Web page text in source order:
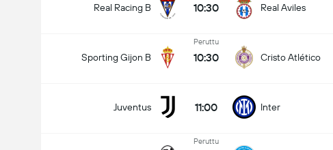
Real Racing B 10:30 Real Aviles
Sporting Gijon B
Peruttu
10:30 Cristo Atlético
Juventus 11:00 Inter
Peruttu